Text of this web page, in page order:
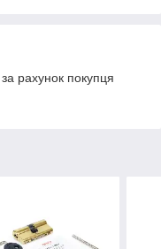
рахунок покупця